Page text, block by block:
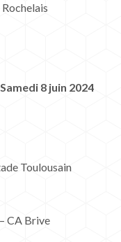
8 juin 2024
Toulousain
CA Brive